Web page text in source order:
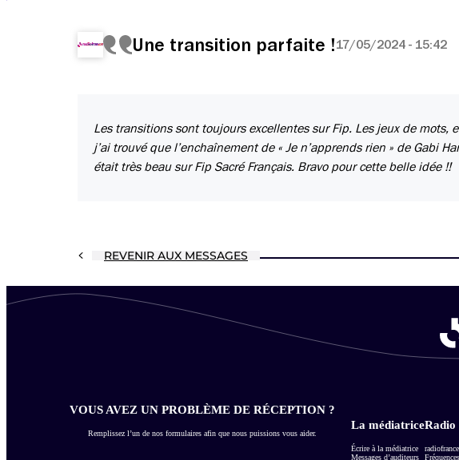
Une transition parfaite !17/05/2024 - 15:42
Les transitions sont toujours excellentes sur Fip. Les jeux de mots,
j’ai trouvé que l’enchaînement de « Je n’apprends rien » de Gabi
était très beau sur Fip Sacré Français. Bravo pour cette belle idée !!
REVENIR AUX MESSAGES
VOUS AVEZ UN PROBLÈME DE RÉCEPTION ?
Remplissez l’un de nos formulaires afin que nous puissions vous aider.
La médiatrice
Écrire à la médiatrice
Messages d’auditeurs
Radio